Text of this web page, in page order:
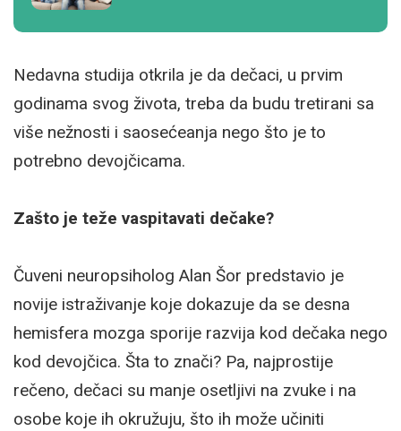
Nedavna studija otkrila je da dečaci, u prvim
godinama svog života, treba da budu tretirani sa
više nežnosti i saosećeanja nego što je to
potrebno devojčicama.
Zašto je teže vaspitavati dečake?
Čuveni neuropsiholog Alan Šor predstavio je
novije istraživanje koje dokazuje da se desna
hemisfera mozga sporije razvija kod dečaka nego
kod devojčica. Šta to znači? Pa, najprostije
rečeno, dečaci su manje osetljivi na zvuke i na
osobe koje ih okružuju, što ih može učiniti